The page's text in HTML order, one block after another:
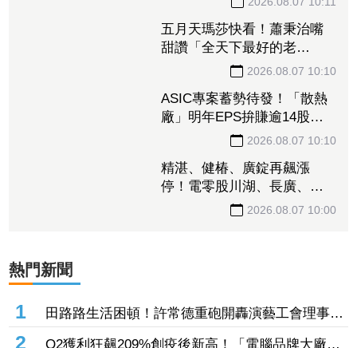
天下文化創辦人高希均辭
世！日前才出版新書 沈春
華悼：一無所有滿載而歸
2026.08.07 10:11
五月天瑪莎快看！蕭秉治嘴
甜讚「全天下最好的老
闆」 他星國秀16蹲失敗
2026.08.07 10:10
ASIC專案蓄勢待發！「散熱
廠」明年EPS拚賺逾14股
本 7月營收攀升116%
2026.08.07 10:10
精湛、健椿、廣錠再飆漲
熱門新聞